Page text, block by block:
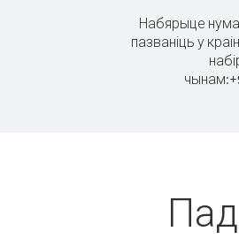
Набярыце
пазваніць у
чынам:+